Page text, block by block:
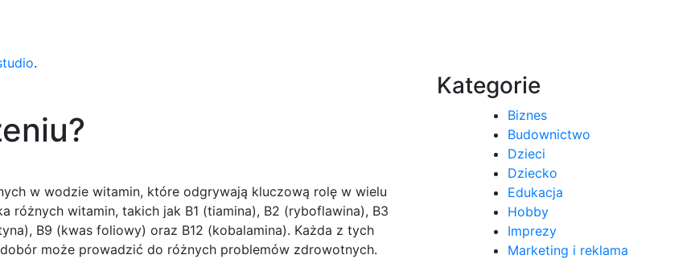
.
w wodzie witamin, które odgrywają kluczową rolę w wielu
różnych witamin, takich jak B1 (tiamina), B2 (ryboflawina), B3
B9 (kwas foliowy) oraz B12 (kobalamina). Każda z tych
może prowadzić do różnych problemów zdrowotnych.
Kategorie
Biznes
Budownictwo
Dzieci
Dziecko
Edukacja
Hobby
Imprezy
Marketing i reklama